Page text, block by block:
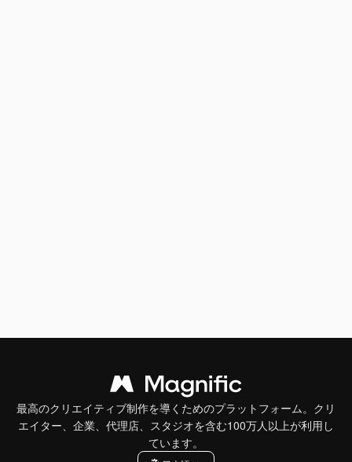
最高のクリエイティブ制作を導くためのプラットフォーム。クリ
エイター、企業、代理店、スタジオを含む100万人以上が利用し
ています。